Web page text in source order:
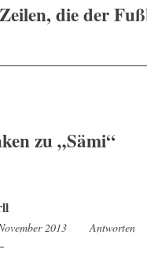
die der
zu „Sämi“
2013 18:01
Antworten